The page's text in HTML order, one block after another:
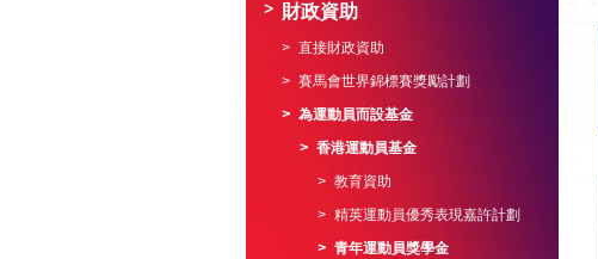
財政資助
直接財政資助
賽馬會世界錦標賽獎勵計劃
為運動員而設基金
香港運動員基金
教育資助
精英運動員優秀表現嘉許計劃
青年運動員獎學金